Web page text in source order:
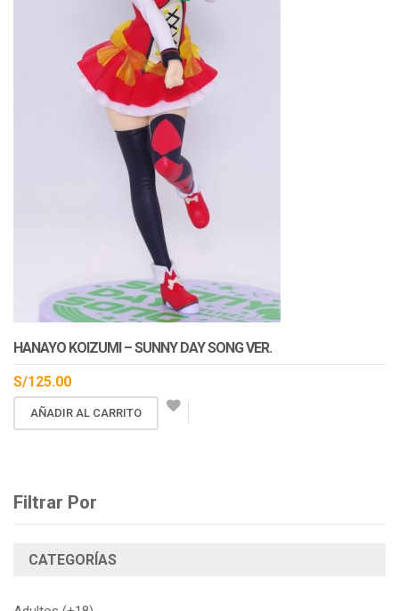
HANAYO KOIZUMI – SUNNY DAY SONG VER.
S/125.00
AÑADIR AL CARRITO
Filtrar Por
CATEGORÍAS